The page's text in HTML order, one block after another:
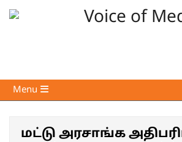
Skip
Voice
of
Primary
Navigation
Menu
மட்டு அரசாங்க